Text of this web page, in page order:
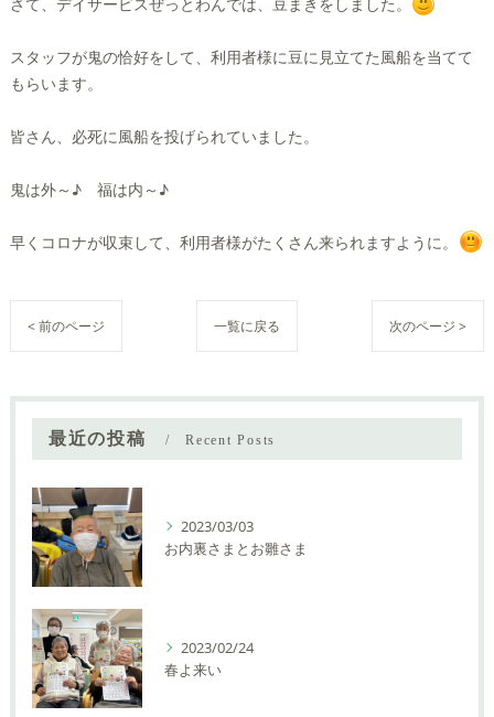
スタッフが鬼の恰好をして、利用者様に豆に見立てた風船を当てて
もらいます。
皆さん、必死に風船を投げられていました。
鬼は外～♪ 福は内～♪
早くコロナが収束して、利用者様がたくさん来られますように。
< 前のページ 一覧に戻る 次のページ >
最近の投稿 Recent Posts
2023/03/03
お内裏さまとお雛さま
2023/02/24
春よ来い